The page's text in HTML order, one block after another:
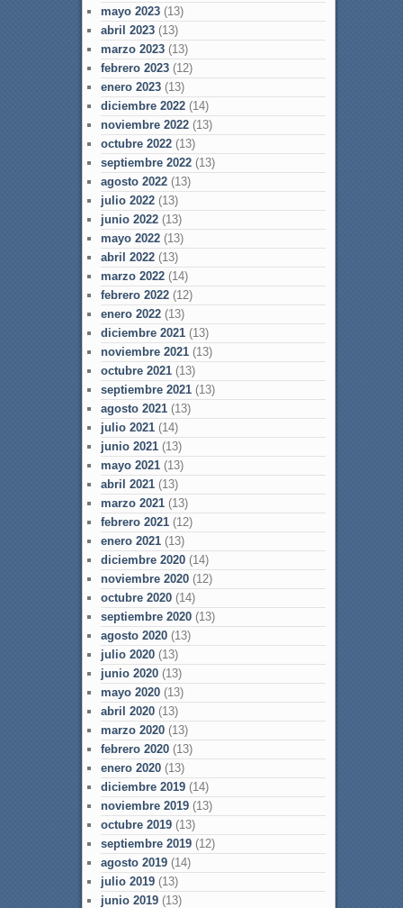
mayo 2023(13)
abril 2023(13)
marzo 2023(13)
febrero 2023(12)
enero 2023(13)
diciembre 2022(14)
noviembre 2022(13)
octubre 2022(13)
septiembre 2022(13)
agosto 2022(13)
julio 2022(13)
junio 2022(13)
mayo 2022(13)
abril 2022(13)
marzo 2022(14)
febrero 2022(12)
enero 2022(13)
diciembre 2021(13)
noviembre 2021(13)
octubre 2021(13)
septiembre 2021(13)
agosto 2021(13)
julio 2021(14)
junio 2021(13)
mayo 2021(13)
abril 2021(13)
marzo 2021(13)
febrero 2021(12)
enero 2021(13)
diciembre 2020(14)
noviembre 2020(12)
octubre 2020(14)
septiembre 2020(13)
agosto 2020(13)
julio 2020(13)
junio 2020(13)
mayo 2020(13)
abril 2020(13)
marzo 2020(13)
febrero 2020(13)
enero 2020(13)
diciembre 2019(14)
noviembre 2019(13)
octubre 2019(13)
septiembre 2019(12)
agosto 2019(14)
julio 2019(13)
junio 2019(13)